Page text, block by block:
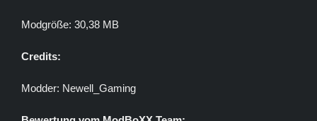
Modgröße: 30,38 MB
Credits:
Modder: Newell_Gaming